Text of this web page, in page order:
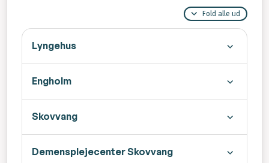
Fold alle ud
Lyngehus
Engholm
Skovvang
Demensplejecenter Skovvang